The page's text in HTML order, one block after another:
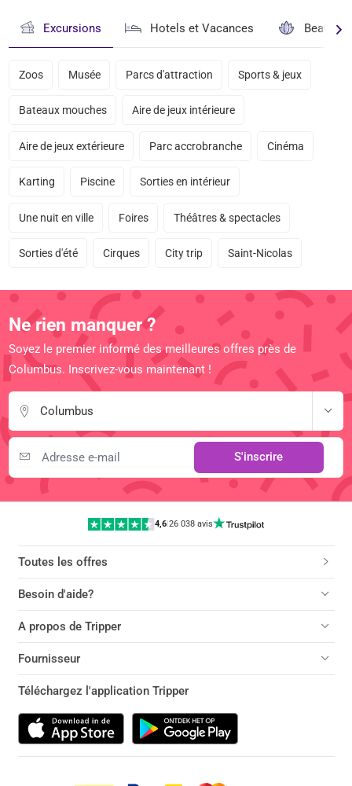
Excursions Hotels et Vacances Beauté
Zoos Musée Parcs d'attraction Sports & jeux
Bateaux mouches Aire de jeux intérieure
Aire de jeux extérieure Parc accrobranche Cinéma
Karting Piscine Sorties en intérieur
Une nuit en ville Foires Théâtres & spectacles
Sorties d'été Cirques City trip Saint-Nicolas
Ne rien manquer ?
Soyez le premier informé des meilleures offres près de
Columbus. Inscrivez-vous maintenant !
Columbus
S'inscrire
4,6 |26 038 avis
Toutes les offres
Besoin d'aide?
A propos de Tripper
Fournisseur
Téléchargez l'application Tripper